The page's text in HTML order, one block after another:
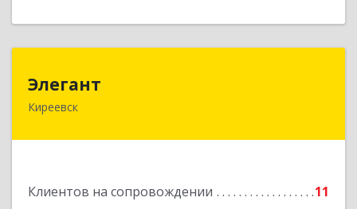
Элегант
Киреевск
Клиентов на сопровождении
11
301262, Тульская обл, Киреевск г, Чехова ул,